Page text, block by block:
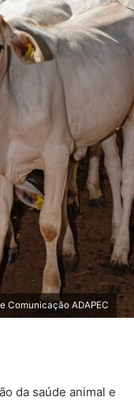
Comunicação ADAPEC
da saúde animal e